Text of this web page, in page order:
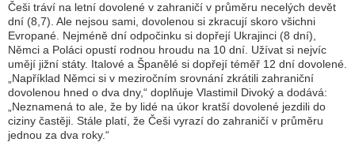
Češi tráví na letní dovolené v zahraničí v průměru necelých devět
dní (8,7). Ale nejsou sami, dovolenou si zkracují skoro všichni
Evropané. Nejméně dní odpočinku si dopřejí Ukrajinci (8 dní),
Němci a Poláci opustí rodnou hroudu na 10 dní. Užívat si nejvíc
umějí jižní státy. Italové a Španělé si dopřejí téměř 12 dní dovolené.
„Například Němci si v meziročním srovnání zkrátili zahraniční
dovolenou hned o dva dny,“ doplňuje Vlastimil Divoký a dodává:
Neznamená to ale, že by lidé na úkor kratší dovolené jezdili do
ciziny častěji. Stále platí, že Češi vyrazí do zahraničí v průměru
jednou za dva roky.“